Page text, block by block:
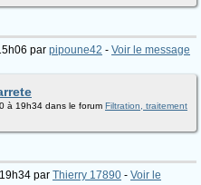
par pipoune42 - Voir le message
à 19h34 dans le forum Filtration, traitement
par Thierry 17890 - Voir le